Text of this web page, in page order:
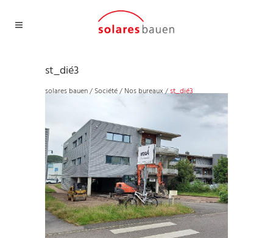
st_dié3
solares bauen/ Société/ Nos bureaux/st_dié3